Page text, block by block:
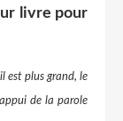
livre pour
est plus grand, le
de la parole